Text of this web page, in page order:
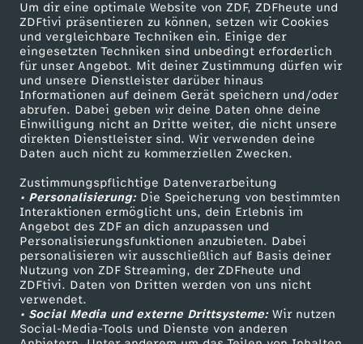
Um dir eine optimale Website von ZDF, ZDFheute und
ZDFtivi präsentieren zu können, setzen wir Cookies
und vergleichbare Techniken ein. Einige der
eingesetzten Techniken sind unbedingt erforderlich
für unser Angebot. Mit deiner Zustimmung dürfen wir
und unsere Dienstleister darüber hinaus
Informationen auf deinem Gerät speichern und/oder
abrufen. Dabei geben wir deine Daten ohne deine
Einwilligung nicht an Dritte weiter, die nicht unsere
direkten Dienstleister sind. Wir verwenden deine
Daten auch nicht zu kommerziellen Zwecken.
Zustimmungspflichtige Datenverarbeitung
• Personalisierung:Die Speicherung von bestimmten
Interaktionen ermöglicht uns, dein Erlebnis im
Angebot des ZDF an dich anzupassen und
Personalisierungsfunktionen anzubieten. Dabei
personalisieren wir ausschließlich auf Basis deiner
Nutzung von ZDF Streaming, der ZDFheute und
ZDFtivi. Daten von Dritten werden von uns nicht
verwendet.
• Social Media und externe Drittsysteme:Wir nutzen
Social-Media-Tools und Dienste von anderen
Mehr ZDF
ZDF-Apps
Smart TV
ZDFtext
Livestreams
Sendungen A-Z
TV-Programm
Service
ZDFmitreden
Kontakt zum ZDF
Tickets
Zuschauerservice
Hilfe
ZDF Unternehmen